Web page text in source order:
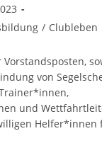
/ Clubleben
Vorstandsposten,
von
und
Helfer*innen